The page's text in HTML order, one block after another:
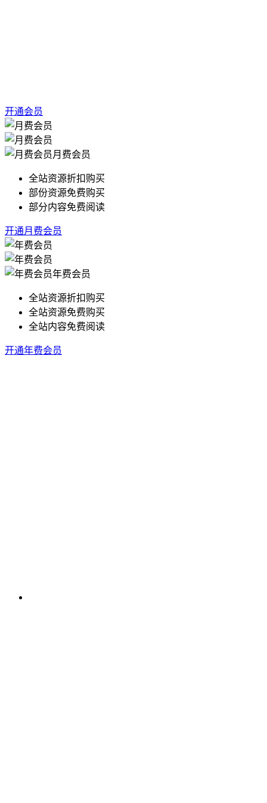
开通会员
月费会员
全站资源折扣购买
部份资源免费购买
部分内容免费阅读
开通月费会员
年费会员
全站资源折扣购买
全站资源免费购买
全站内容免费阅读
开通年费会员